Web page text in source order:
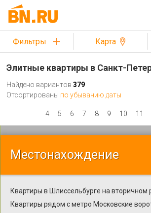
Фильтры Карта
Элитные квартиры в Санкт-
Найдено вариантов 379
Отсортированы по убыванию даты
4 5 6 7 8 9 10 11
Местонахождение
Квартиры в Шлиссельбурге на вторичном
Квартиры рядом с метро Московские